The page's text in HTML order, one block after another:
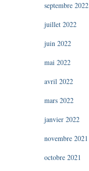
septembre 2022
juillet 2022
juin 2022
mai 2022
avril 2022
mars 2022
janvier 2022
novembre 2021
octobre 2021